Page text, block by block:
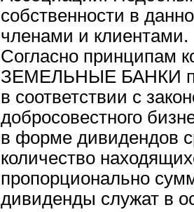
собственности в
членами и клиентами.
Согласно
ЗЕМЕЛЬНЫЕ БАНКИ
в соответствии с
добросовестного
в форме дивидендов
количество
пропорционально
дивиденды служат в